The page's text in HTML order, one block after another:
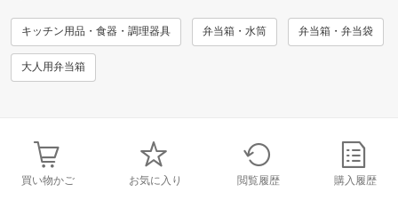
キッチン用品・食器・調理器具 弁当箱・水筒 弁当箱・弁当袋
大人用弁当箱
買い物かご お気に入り 閲覧履歴 購入履歴